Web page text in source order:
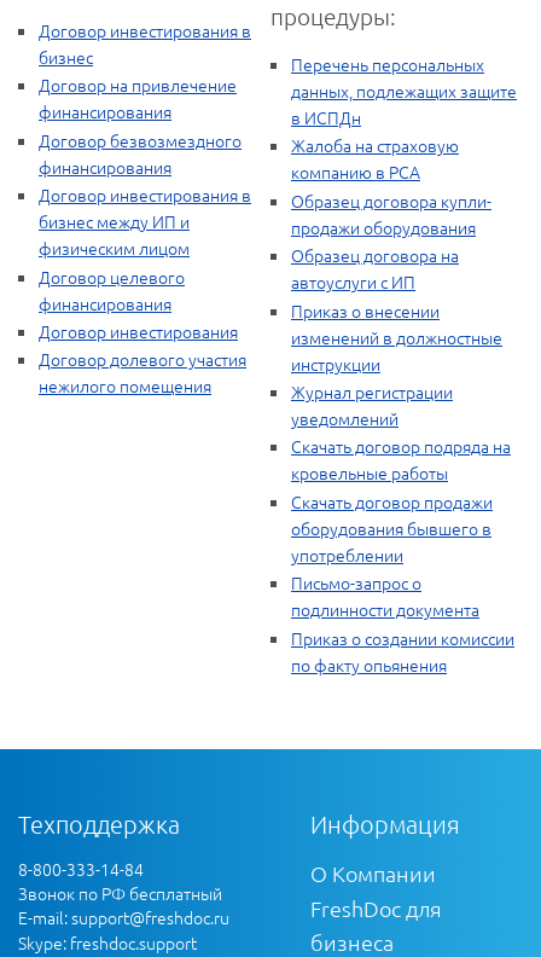
Договор инвестирования в
бизнес
Договор на привлечение
финансирования
Договор безвозмездного
финансирования
Договор инвестирования в
бизнес между ИП и
физическим лицом
Договор целевого
финансирования
Договор инвестирования
Договор долевого участия
нежилого помещения
процедуры:
Перечень персональных
данных, подлежащих защите
в ИСПДн
Жалоба на страховую
компанию в РСА
Образец договора купли-
продажи оборудования
Образец договора на
автоуслуги с ИП
Приказ о внесении
изменений в должностные
инструкции
Журнал регистрации
уведомлений
Скачать договор подряда на
кровельные работы
Скачать договор продажи
оборудования бывшего в
употреблении
Письмо-запрос о
подлинности документа
Приказ о создании комиссии
по факту опьянения
Техподдержка
8-800-333-14-84
Звонок по РФ бесплатный
E-mail:support@freshdoc.ru
Skype: freshdoc.support
Информация
О Компании
FreshDoc для
бизнеса